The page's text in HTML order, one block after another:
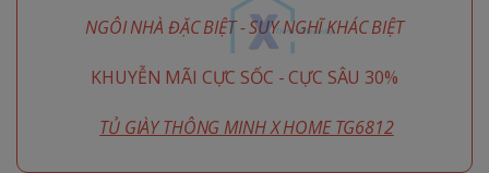
NGÔI NHÀ ĐẶC BIỆT - SUY NGHĨ KHÁC BIỆT
KHUYỄN MÃI CỰC SỐC - CỰC SÂU 30%
TỦ GIÀY THÔNG MINH X HOME TG6812